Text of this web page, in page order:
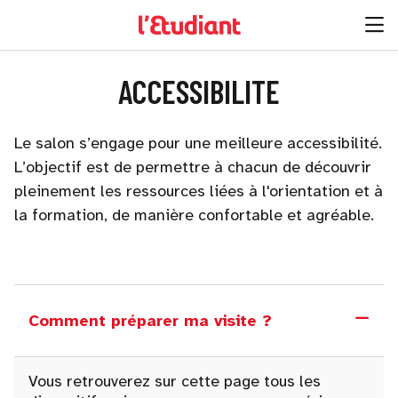
ACCESSIBILITE
Le salon s’engage pour une meilleure accessibilité.
L’objectif est de permettre à chacun de découvrir
pleinement les ressources liées à l'orientation et à
la formation, de manière confortable et agréable.
Comment préparer ma visite ?
Vous retrouverez sur cette page tous les